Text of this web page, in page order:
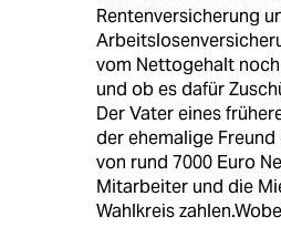
Rentenversicherung
vom Nettogehalt
und ob es dafür
Der Vater eines
der ehemalige
von rund 7000 Euro
Mitarbeiter und die
Wahlkreis